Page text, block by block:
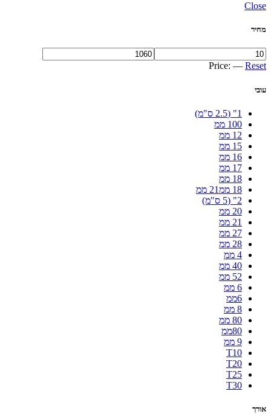
Close
מחיר
Price: — Reset
עובי
1" (2.5 ס"מ)
100 ממ
12 ממ
15 ממ
16 ממ
17 ממ
18 ממ
18 ממ21 ממ
2" (5 ס"מ)
20 ממ
21 ממ
27 ממ
28 ממ
4 ממ
40 ממ
52 ממ
6 ממ
6ממ
8 ממ
80 ממ
80ממ
9 ממ
T10
T20
T25
T30
אורך